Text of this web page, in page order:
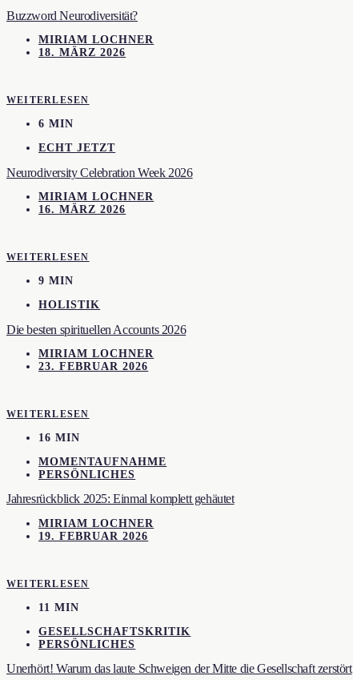
Buzzword Neurodiversität?
MIRIAM LOCHNER
18. MÄRZ 2026
WEITERLESEN
6 MIN
ECHT JETZT
Neurodiversity Celebration Week 2026
MIRIAM LOCHNER
16. MÄRZ 2026
WEITERLESEN
9 MIN
HOLISTIK
Die besten spirituellen Accounts 2026
MIRIAM LOCHNER
23. FEBRUAR 2026
WEITERLESEN
16 MIN
MOMENTAUFNAHME
PERSÖNLICHES
Jahresrückblick 2025: Einmal komplett gehäutet
MIRIAM LOCHNER
19. FEBRUAR 2026
WEITERLESEN
11 MIN
GESELLSCHAFTSKRITIK
PERSÖNLICHES
Unerhört! Warum das laute Schweigen der Mitte die Gesellschaft zerstört